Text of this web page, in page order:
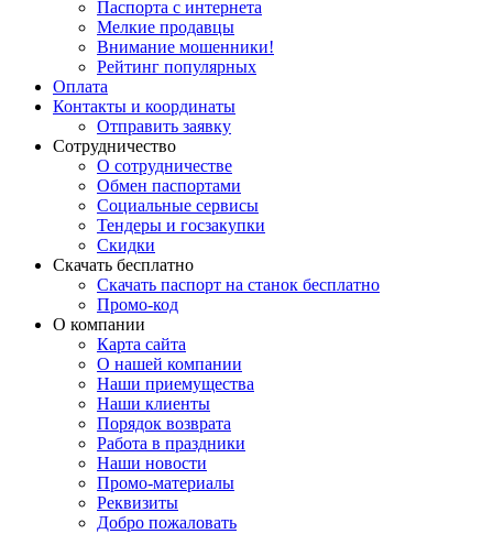
Паспорта с интернета
Мелкие продавцы
Внимание мошенники!
Рейтинг популярных
Оплата
Контакты и координаты
Отправить заявку
Сотрудничество
О сотрудничестве
Обмен паспортами
Социальные сервисы
Тендеры и госзакупки
Скидки
Скачать бесплатно
Скачать паспорт на станок бесплатно
Промо-код
О компании
Карта сайта
О нашей компании
Наши приемущества
Наши клиенты
Порядок возврата
Работа в праздники
Наши новости
Промо-материалы
Реквизиты
Добро пожаловать